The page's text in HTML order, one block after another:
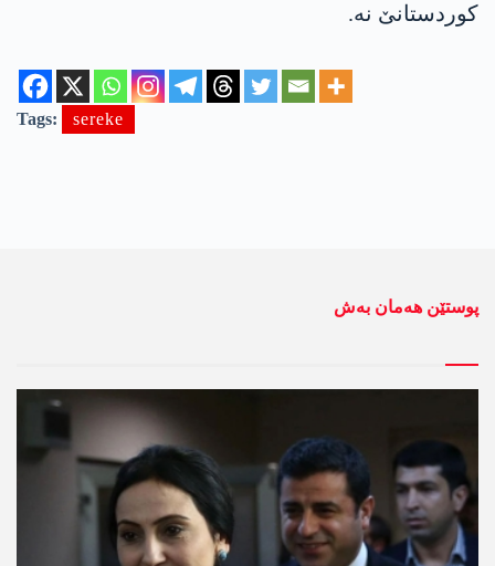
كوردستانێ نه‌.
Tags: sereke
پوستێن ھەمان بەش